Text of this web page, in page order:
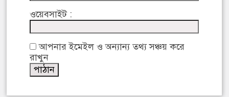
ওয়েবসাইট :
আপনার ইমেইল ও অন্যান্য তথ্য সঞ্চয় করে
রাখুন